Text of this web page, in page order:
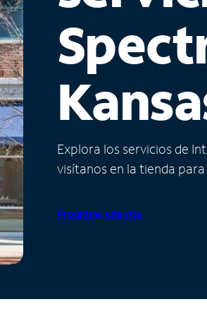
Explora los servicios de
visítanos en la tienda
Programa una cita